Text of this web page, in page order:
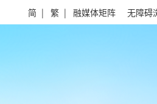
简 | 繁 | 融媒体矩阵 无障碍